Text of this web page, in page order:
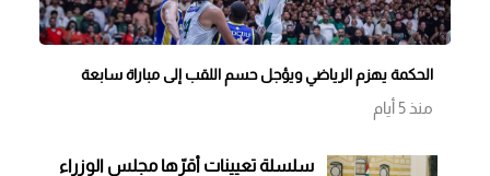
الحكمة يهزم الرياضي ويؤجل حسم اللقب إلى مباراة سابعة
منذ 5 أيام
سلسلة تعيينات أقرّها مجلس الوزراء